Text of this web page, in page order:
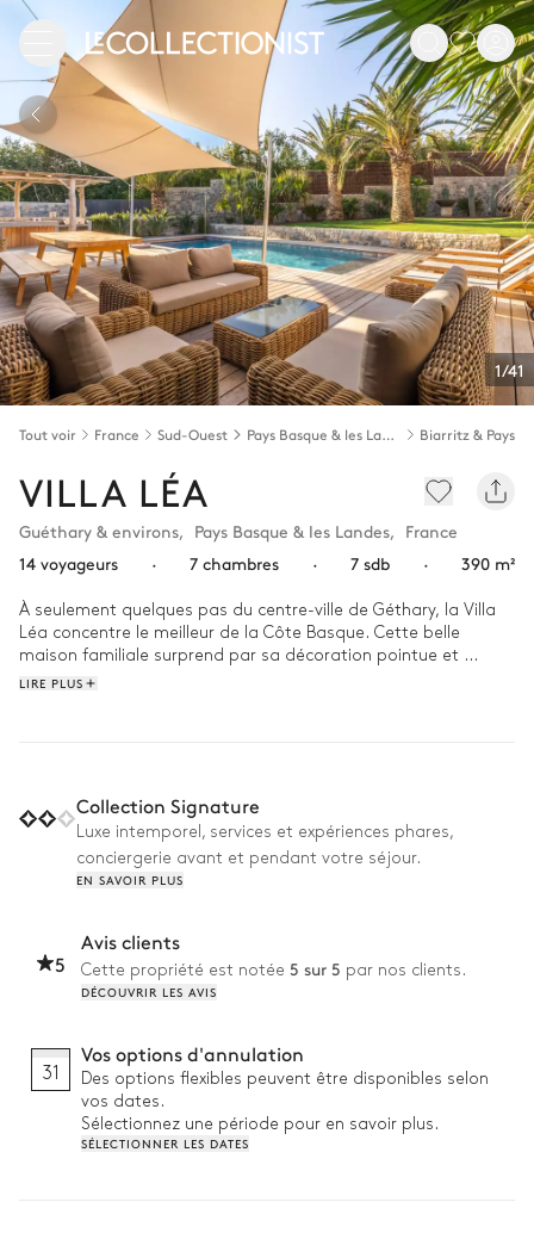
1/41
Tout voir France Sud-Ouest Pays Basque & les Landes Biarritz & Pays
VILLA LÉA
Guéthary & environs, Pays Basque & les Landes, France
14 voyageurs
· 7 chambres · 7 sdb · 390 m²
À seulement quelques pas du centre-ville de Géthary, la Villa
Léa concentre le meilleur de la Côte Basque. Cette belle
maison familiale surprend par sa décoration pointue et
contemporaine. La Villa Léa est le refuge parfait pour passer
à l'ombre du patio, avant de lancer un concours de plongeons
dans la piscine. Finissez la journée en beauté avec un dîner en
ville dans l'un des nombreux restaurants de Géthary, et
LIRE PLUS
Collection Signature
Luxe intemporel, services et expériences phares,
conciergerie avant et pendant votre séjour.
EN SAVOIR PLUS
5
Avis clients
Cette propriété est notée 5 sur 5 par nos clients.
DÉCOUVRIR LES AVIS
31
Vos options d'annulation
Des options flexibles peuvent être disponibles selon
vos dates.
Sélectionnez une période pour en savoir plus.
SÉLECTIONNER LES DATES